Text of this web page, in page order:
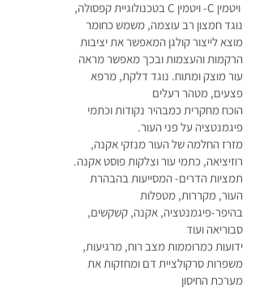
ויטמין C- ויטמין C בטכנולוגיית קפסולה,
נוגד חמצון רב עוצמה, משמש כחומר
מוצא לייצור קולגן המאפשר את יציבות
הרקמות והעצמות ובכך מאפשר מראה
עור מוצק ומתוח. נוגד דלקת, מרפא
פצעים, מטהר רעלים
הוכח מחקרית כמבהיר נקודות וכתמי
פיגמנטציה על פני העור.
מזרז החלמה של העור מנזקי אקנה,
רוזיציאה, כתמי עור וצלקות פוסט אקנה.
תמציות הדרים- המסייעות בהבהרת
העור, מקררות, מטפלות
בהיפר-פיגמנטציה, אקנה, קשקשים,
סבוריאה ועוד
ידועות כמרוממות מצב רוח, מרגיעות,
משפרות סרקולציית דם ומחזקות את
מערכת החיסון